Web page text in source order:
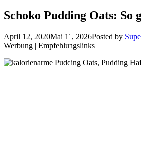
Schoko Pudding Oats: So
April 12, 2020Mai 11, 2026Posted by
Werbung | Empfehlungslinks